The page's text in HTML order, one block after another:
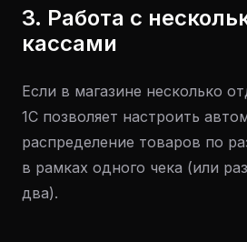
3. Работа с
кассами
Если в магазине несколько
1С позволяет настроить
распределение товаров по
в рамках одного чека (или
два).